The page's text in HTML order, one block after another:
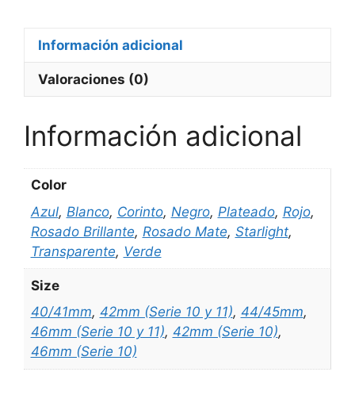
(Serie
4
a
11)
cantidad
Información adicional
Valoraciones (0)
Información adicional
Color
Azul, Blanco, Corinto, Negro, Plateado, Rojo,
Rosado Brillante, Rosado Mate, Starlight,
Transparente, Verde
Size
40/41mm, 42mm (Serie 10 y 11), 44/45mm,
46mm (Serie 10 y 11), 42mm (Serie 10),
46mm (Serie 10)